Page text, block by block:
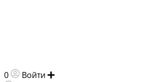
0 Войти